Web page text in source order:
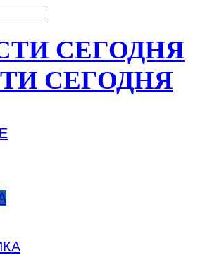
СЕГОДНЯ